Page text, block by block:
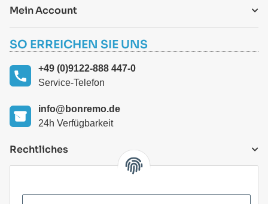
Mein Account
SO ERREICHEN SIE UNS
+49 (0)9122-888 447-0
Service-Telefon
info@bonremo.de
24h Verfügbarkeit
Rechtliches